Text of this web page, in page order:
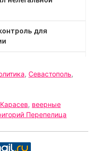
, Севастополь,
, веерные
Перепелица